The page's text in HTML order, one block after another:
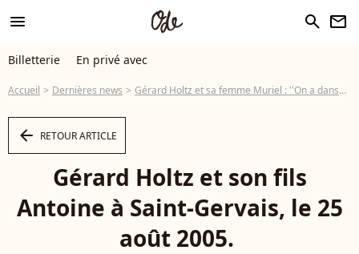
menu search newsletter
Billetterie En privé avec
Accueil Dernières news Gérard Holtz et sa femme Muriel : ''On a dansé, on ne s'est plus quittés''
arrow_left RETOUR ARTICLE
Gérard Holtz et son fils
Antoine à Saint-Gervais, le 25
août 2005.